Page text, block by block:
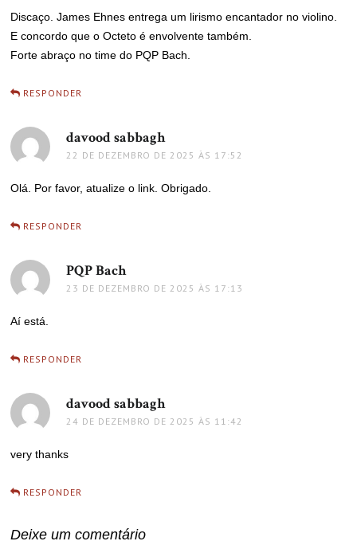
Discaço. James Ehnes entrega um lirismo encantador no violino.
E concordo que o Octeto é envolvente também.
Forte abraço no time do PQP Bach.
RESPONDER
davood sabbaghdisse:
22 DE DEZEMBRO DE 2025 ÀS 17:52
Olá. Por favor, atualize o link. Obrigado.
RESPONDER
PQP Bachdisse:
23 DE DEZEMBRO DE 2025 ÀS 17:13
Aí está.
RESPONDER
davood sabbaghdisse:
24 DE DEZEMBRO DE 2025 ÀS 11:42
very thanks
RESPONDER
Deixe um comentário